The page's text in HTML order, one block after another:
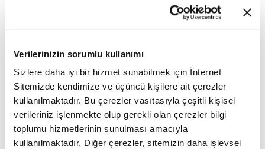
Verilerinizin sorumlu kullanımı
Sizlere daha iyi bir hizmet sunabilmek için İnternet
Sitemizde kendimize ve üçüncü kişilere ait çerezler
kullanılmaktadır. Bu çerezler vasıtasıyla çeşitli kişisel
verileriniz işlenmekte olup gerekli olan çerezler bilgi
toplumu hizmetlerinin sunulması amacıyla
kullanılmaktadır. Diğer çerezler, sitemizin daha işlevsel
Mezar olmasa da onlar uyduruyorlar! Keza
Sasani'lerin izleri de onların mülkleri oluyor? Bu
Mevlana öncelikli olarak doğum yeri olarak
Belh'lidir ve Rumi'den maada Belhi lakabıyla da
anılır. Neden Afganlılar bu kadar titizlenmezler de
İranlılar Mevlana üzerinde fırtına koparırlar?
Hırslarından ve ırkçılıklarından,